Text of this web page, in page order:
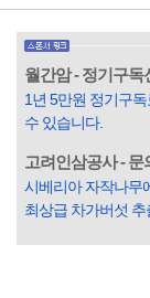
입힌
옛말
들은
월간암 - 정기구독
1년 5만원 정기구
수 있습니다.
고려인삼공사 - 문
시베리아 자작나무
최상급 차가버섯 추